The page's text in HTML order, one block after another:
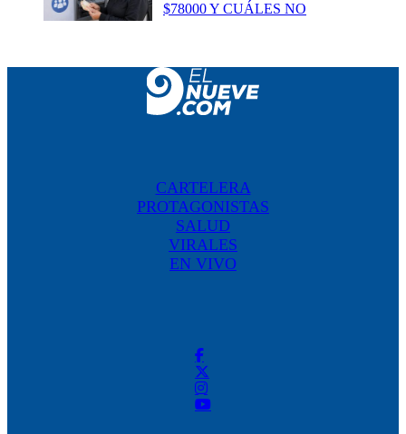
$78000 Y CUÁLES NO
CARTELERA
PROTAGONISTAS
SALUD
VIRALES
EN VIVO